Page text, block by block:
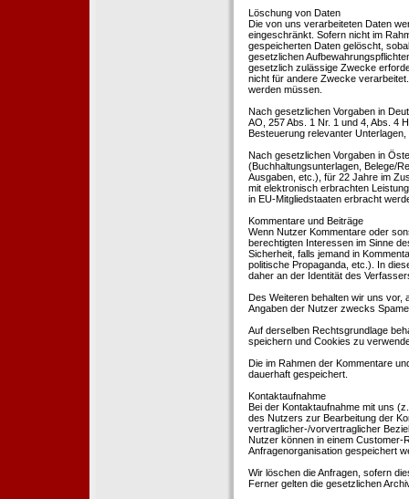
Löschung von Daten
Die von uns verarbeiteten Daten
eingeschränkt. Sofern nicht im
gespeicherten Daten gelöscht,
gesetzlichen
gesetzlich zulässige Zwecke
nicht für andere Zwecke
werden müssen.
Nach gesetzlichen Vorgaben in
AO, 257 Abs. 1 Nr. 1 und 4, Abs. 4
Besteuerung relevanter
Nach gesetzlichen Vorgaben in
(Buchhaltungsunterlagen, Belege/
Ausgaben, etc.), für 22 Jahre im
mit elektronisch erbrachten
in EU-Mitgliedstaaten erbracht
Kommentare und Beiträge
Wenn Nutzer Kommentare oder
berechtigten Interessen im Sinne
Sicherheit, falls jemand in
politische Propaganda, etc.). In
daher an der Identität des
Des Weiteren behalten wir uns vor,
Angaben der Nutzer zwecks
Auf derselben Rechtsgrundlage
speichern und Cookies zu
Die im Rahmen der Kommentare
dauerhaft gespeichert.
Kontaktaufnahme
Bei der Kontaktaufnahme mit uns
des Nutzers zur Bearbeitung der
vertraglicher-/vorvertraglicher
Nutzer können in einem Customer-
Anfragenorganisation gespeichert
Wir löschen die Anfragen, sofern
Ferner gelten die gesetzlichen